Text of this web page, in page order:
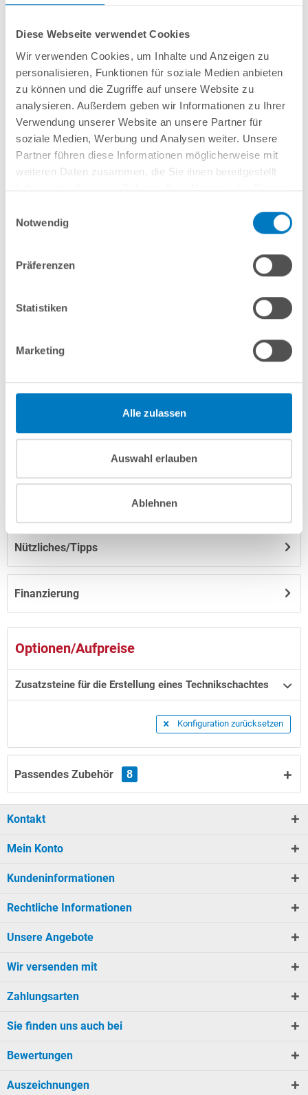
Diese Webseite verwendet Cookies
Wir verwenden Cookies, um Inhalte und Anzeigen zu
personalisieren, Funktionen für soziale Medien anbieten
zu können und die Zugriffe auf unsere Website zu
analysieren. Außerdem geben wir Informationen zu Ihrer
Verwendung unserer Website an unsere Partner für
soziale Medien, Werbung und Analysen weiter. Unsere
Partner führen diese Informationen möglicherweise mit
weiteren Daten zusammen, die Sie ihnen bereitgestellt
Notwendig
Präferenzen
Statistiken
Marketing
Alle zulassen
Auswahl erlauben
Ablehnen
Breitmaul-Einbauskimmer und 2 Einlaufdüsen mitsamt
SandfilteranlagePOOLSANA Pro Next 400 / SPECK PlusPump 7(
in Germany) inkl. Filtersand
Erdbeständiges Verrohrungsset PROFI Ø 50 mm
5-stufige, 60 cm breite Einstiegstreppe in weiß für die Befestigung am
Poolrand
6-teiliges Reinigungsset PLUS
5-teiliges Wasserpflegeset PLUS
Vergleichen Merken
Anfrageformular
Finanzierung
Anleitungen/Datenblätter
Hinweise zum Versand / zur Lagerung
Nützliches/Tipps
Optionen/Aufpreise
Zusatzsteine für die Erstellung eines Technikschachtes
Konfiguration zurücksetzen
Passendes Zubehör 8
Kontakt
Mein Konto
Kundeninformationen
Rechtliche Informationen
Unsere Angebote
Wir versenden mit
Zahlungsarten
Sie finden uns auch bei
Bewertungen
Auszeichnungen